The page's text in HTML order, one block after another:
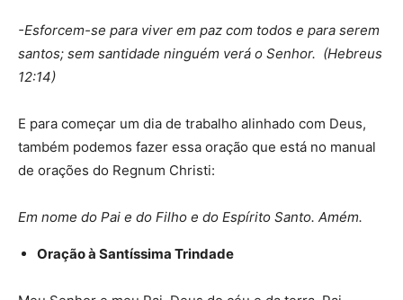
-Esforcem-se para viver em paz com todos e para serem
santos; sem santidade ninguém verá o Senhor. (Hebreus
12:14)
E para começar um dia de trabalho alinhado com Deus,
também podemos fazer essa oração que está no manual
de orações do Regnum Christi:
Em nome do Pai e do Filho e do Espírito Santo. Amém.
Oração à Santíssima Trindade